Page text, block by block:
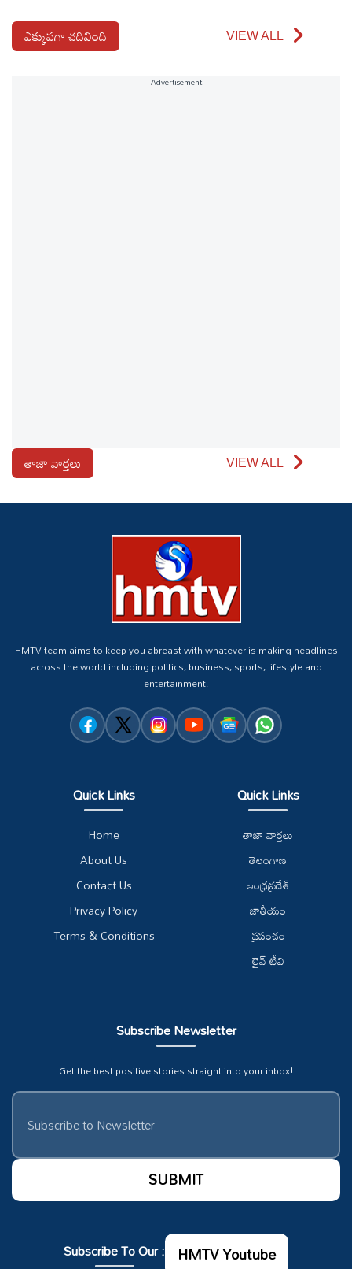
ఎక్కువగా చదివింది VIEW ALL
Advertisement
తాజా వార్తలు VIEW ALL
HMTV team aims to keep you abreast with whatever is making headlines
across the world including politics, business, sports, lifestyle and
entertainment.
Quick Links
Home
About Us
Contact Us
Privacy Policy
Terms & Conditions
Quick Links
తాజా వార్తలు
తెలంగాణ
ఆంధ్రప్రదేశ్
జాతీయం
ప్రపంచం
లైవ్ టీవి
Subscribe Newsletter
Get the best positive stories straight into your inbox!
Subscribe To Our : HMTV Youtube